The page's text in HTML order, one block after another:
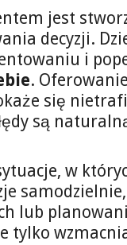
jest
decyzji.
i
.
się
są
w
lub
tylko